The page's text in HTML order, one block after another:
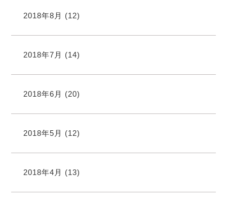
2018年8月 (12)
2018年7月 (14)
2018年6月 (20)
2018年5月 (12)
2018年4月 (13)